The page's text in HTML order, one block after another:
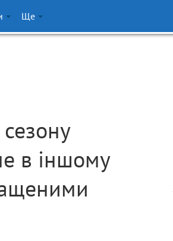
Ще
в іншому